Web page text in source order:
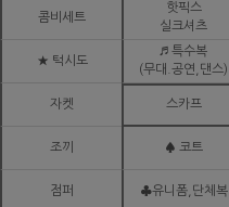
콤비세트
핫픽스
실크셔츠
★ 턱시도
♬ 특수복
(무대.공연,댄스)
자켓 스카프
조끼 ♠ 코트
점퍼 ♣유니폼,단체복